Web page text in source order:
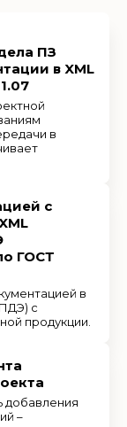
ПЗ
в XML
в
с
ГОСТ
в
с
продукции.
добавления
–